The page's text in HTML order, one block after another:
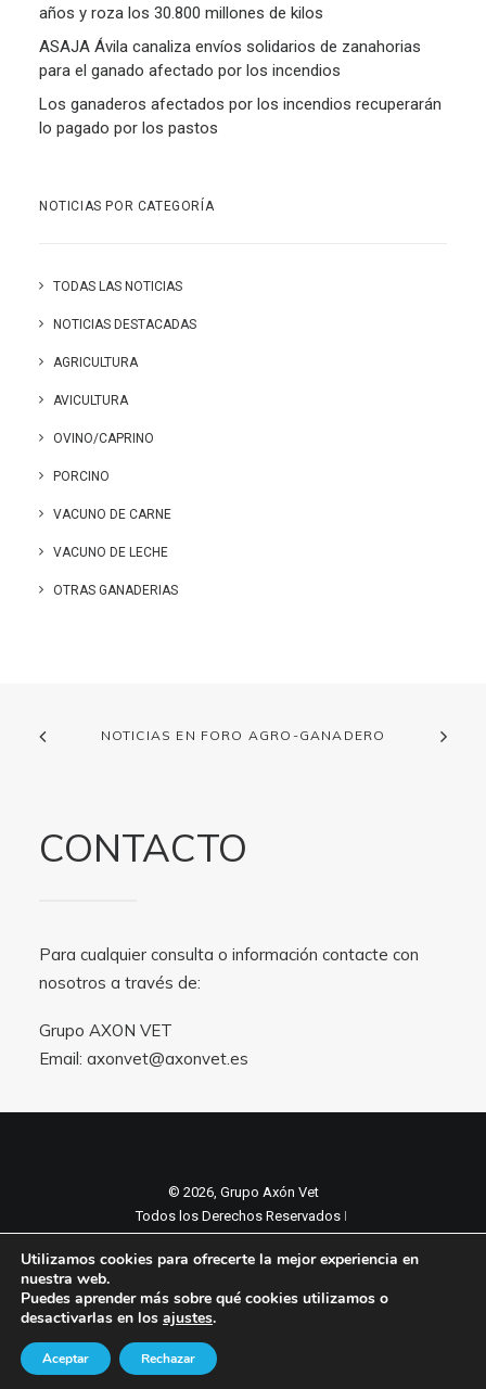
años y roza los 30.800 millones de kilos
ASAJA Ávila canaliza envíos solidarios de zanahorias
para el ganado afectado por los incendios
Los ganaderos afectados por los incendios recuperarán
lo pagado por los pastos
NOTICIAS POR CATEGORÍA
TODAS LAS NOTICIAS
NOTICIAS DESTACADAS
AGRICULTURA
AVICULTURA
OVINO/CAPRINO
PORCINO
VACUNO DE CARNE
VACUNO DE LECHE
OTRAS GANADERIAS
NOTICIAS EN FORO AGRO-GANADERO
CONTACTO
Para cualquier consulta o información contacte con
nosotros a través de:
Grupo AXON VET
Email: axonvet@axonvet.es
© 2026, Grupo Axón Vet
Todos los Derechos Reservados ǀ
Política de cookies
Utilizamos cookies para ofrecerte la mejor experiencia en
nuestra web.
Puedes aprender más sobre qué cookies utilizamos o
desactivarlas en los ajustes.
Aceptar Rechazar